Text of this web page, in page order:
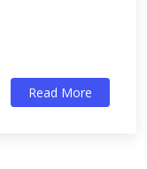
Read More